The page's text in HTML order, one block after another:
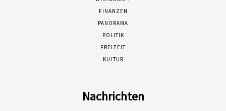
FINANZEN
PANORAMA
POLITIK
FREIZEIT
KULTUR
Nachrichten